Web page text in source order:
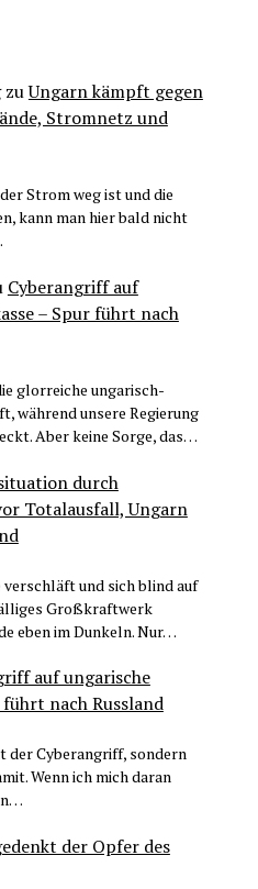
zuUngarn kämpft gegen
Stromnetz und
Strom weg ist und die
kann man hier bald nicht
Cyberangriff auf
– Spur führt nach
glorreiche ungarisch-
während unsere Regierung
Aber keine Sorge, das…
durch
Totalausfall, Ungarn
verschläft und sich blind auf
Großkraftwerk
eben im Dunkeln. Nur…
auf ungarische
führt nach Russland
der Cyberangriff, sondern
Wenn ich mich daran
der Opfer des